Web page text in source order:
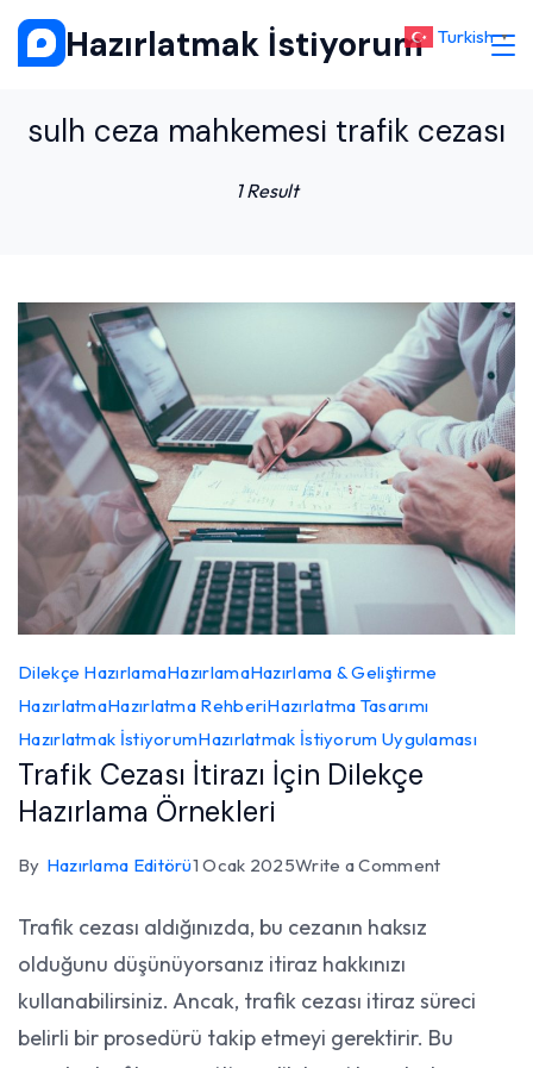
Skip
Hazırlatmak İstiyorum
sulh ceza mahkemesi trafik cezası
1 Result
Dilekçe HazırlamaHazırlamaHazırlama & Geliştirme
HazırlatmaHazırlatma RehberiHazırlatma Tasarımı
Hazırlatmak İstiyorumHazırlatmak İstiyorum Uygulaması
Trafik Cezası İtirazı İçin Dilekçe
Hazırlama Örnekleri
By Hazırlama Editörü1 Ocak 2025Write a Commenton
İçin
Dilekçe
Trafik cezası aldığınızda, bu cezanın haksız
olduğunu düşünüyorsanız itiraz hakkınızı
kullanabilirsiniz. Ancak, trafik cezası itiraz süreci
belirli bir prosedürü takip etmeyi gerektirir. Bu
Turkish ▼